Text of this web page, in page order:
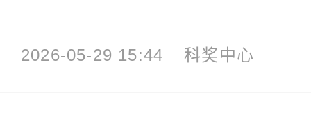
2026-05-29 15:44 科奖中心